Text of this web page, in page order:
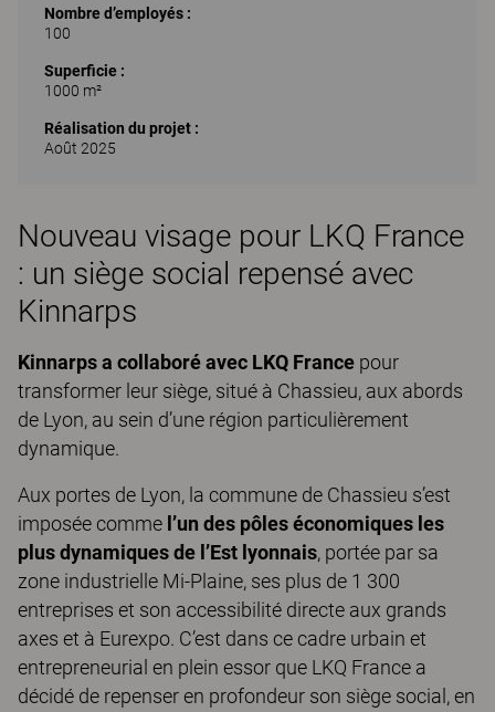
Nombre d’employés :
100
Superficie :
1000 m²
Réalisation du projet :
Août 2025
Nouveau visage pour LKQ France
: un siège social repensé avec
Kinnarps
Kinnarps a collaboré avec LKQ France pour
transformer leur siège, situé à Chassieu, aux abords
de Lyon, au sein d’une région particulièrement
dynamique.
Aux portes de Lyon, la commune de Chassieu s’est
imposée comme l’un des pôles économiques les
plus dynamiques de l’Est lyonnais, portée par sa
zone industrielle Mi‑Plaine, ses plus de 1 300
entreprises et son accessibilité directe aux grands
axes et à Eurexpo. C’est dans ce cadre urbain et
entrepreneurial en plein essor que LKQ France a
décidé de repenser en profondeur son siège social, en